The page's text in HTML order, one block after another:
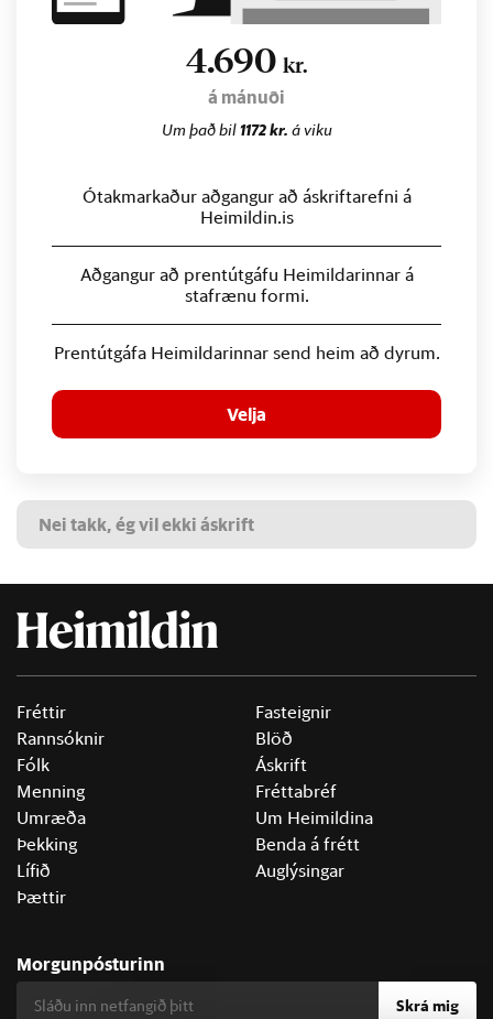
4.690 kr.
á mánuði
Um það bil1172 kr. á viku
Ótakmarkaður aðgangur að áskriftarefni á
Heimildin.is
Aðgangur að prentútgáfu Heimildarinnar á
stafrænu formi.
Prentútgáfa Heimildarinnar send heim að dyrum.
Velja
Nei takk, ég vil ekki áskrift
Fréttir
Rannsóknir
Fólk
Menning
Umræða
Þekking
Lífið
Þættir
Fasteignir
Blöð
Áskrift
Fréttabréf
Um Heimildina
Benda á frétt
Auglýsingar
Morgunpósturinn
Skrá mig